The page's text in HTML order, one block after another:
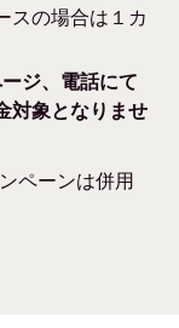
スの場合は１カ
ジ、電話にて
対象となりませ
ペーンは併用